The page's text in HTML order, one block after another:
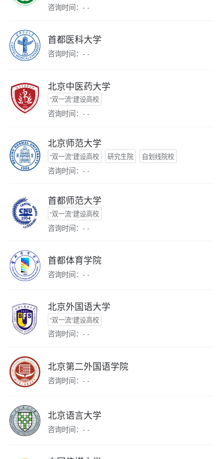
咨询时间：- -
首都医科大学
咨询时间：- -
北京中医药大学
“双一流”建设高校
咨询时间：- -
北京师范大学
“双一流”建设高校 研究生院 自划线院校
咨询时间：- -
首都师范大学
“双一流”建设高校
咨询时间：- -
首都体育学院
咨询时间：- -
北京外国语大学
“双一流”建设高校
咨询时间：- -
北京第二外国语学院
咨询时间：- -
北京语言大学
咨询时间：- -